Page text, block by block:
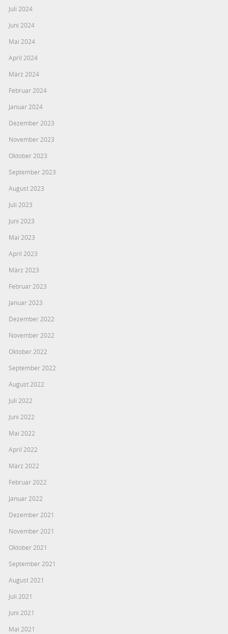
Juli 2024
Juni 2024
Mai 2024
April 2024
März 2024
Februar 2024
Januar 2024
Dezember 2023
November 2023
Oktober 2023
September 2023
August 2023
Juli 2023
Juni 2023
Mai 2023
April 2023
März 2023
Februar 2023
Januar 2023
Dezember 2022
November 2022
Oktober 2022
September 2022
August 2022
Juli 2022
Juni 2022
Mai 2022
April 2022
März 2022
Februar 2022
Januar 2022
Dezember 2021
November 2021
Oktober 2021
September 2021
August 2021
Juli 2021
Juni 2021
Mai 2021